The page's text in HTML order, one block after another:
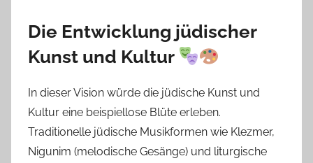
Die Entwicklung jüdischer
Kunst und Kultur
In dieser Vision würde die jüdische Kunst und
Kultur eine beispiellose Blüte erleben.
Traditionelle jüdische Musikformen wie Klezmer,
Nigunim (melodische Gesänge) und liturgische